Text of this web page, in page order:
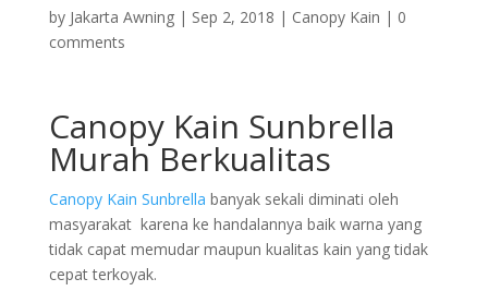
by Jakarta Awning| Sep 2, 2018 | Canopy Kain | 0
comments
Canopy Kain Sunbrella
Murah Berkualitas
Canopy Kain Sunbrella banyak sekali diminati oleh
masyarakat karena ke handalannya baik warna yang
tidak capat memudar maupun kualitas kain yang tidak
cepat terkoyak.